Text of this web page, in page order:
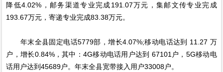
降低4.02%，邮务渠道专业完成191.07万元，集邮文传专业完成
193.67万元，寄递专业完成83.38万元。
年末全县固定电话5779部，增长4.07%;移动电话达到 11.27 万
户，增长0.84%，其中：4G移动电话用户达到 67101户，5G移动电
话用户达到45689户。年末全县宽带接入用户33008户。